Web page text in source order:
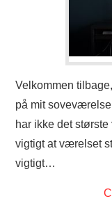
Velkommen
på mit
har ikke det
vigtigt at værelset
vigtigt…